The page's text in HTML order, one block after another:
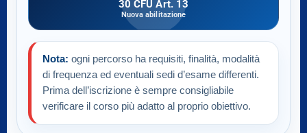
30 CFU Art. 13
Nuova abilitazione
Nota: ogni percorso ha requisiti, finalità, modalità
di frequenza ed eventuali sedi d’esame differenti.
Prima dell’iscrizione è sempre consigliabile
verificare il corso più adatto al proprio obiettivo.